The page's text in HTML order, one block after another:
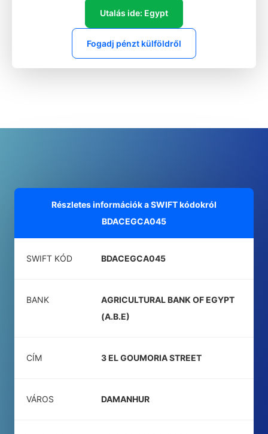
Utalás ide: Egypt
Fogadj pénzt külföldről
Részletes információk a SWIFT kódokról
BDACEGCA045
SWIFT KÓD BDACEGCA045
BANK
AGRICULTURAL BANK OF EGYPT
(A.B.E)
CÍM 3 EL GOUMORIA STREET
VÁROS DAMANHUR